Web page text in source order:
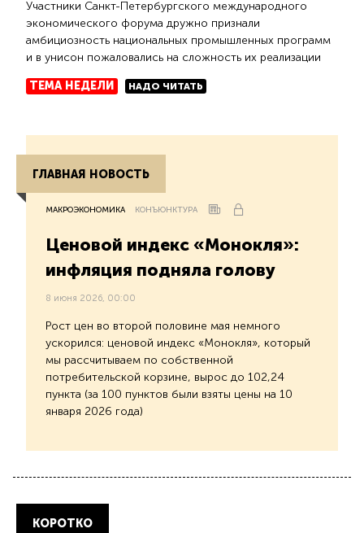
Участники Санкт-Петербургского международного
экономического форума дружно признали
амбициозность национальных промышленных программ
и в унисон пожаловались на сложность их реализации
ТЕМА НЕДЕЛИ НАДО ЧИТАТЬ
ГЛАВНАЯ НОВОСТЬ
МАКРОЭКОНОМИКА КОНЪЮНКТУРА
Ценовой индекс «Монокля»:
инфляция подняла голову
8 июня 2026, 00:00
Рост цен во второй половине мая немного
ускорился: ценовой индекс «Монокля», который
мы рассчитываем по собственной
потребительской корзине, вырос до 102,24
пункта (за 100 пунктов были взяты цены на 10
января 2026 года)
КОРОТКО